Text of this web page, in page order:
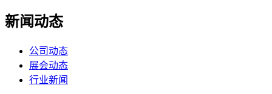
新闻动态
公司动态
展会动态
行业新闻